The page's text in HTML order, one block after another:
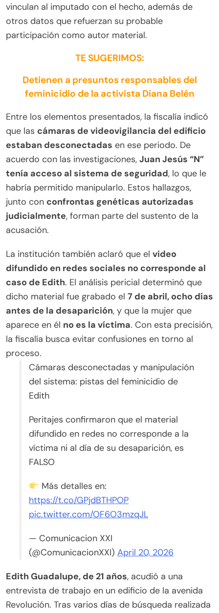
vinculan al imputado con el hecho, además de
otros datos que refuerzan su probable
participación como autor material.
TE SUGERIMOS:
Detienen a presuntos responsables del
feminicidio de la activista Diana Belén
Entre los elementos presentados, la fiscalía indicó
que las cámaras de videovigilancia del edificio
estaban desconectadas en ese periodo. De
acuerdo con las investigaciones, Juan Jesús “N”
tenía acceso al sistema de seguridad, lo que le
habría permitido manipularlo. Estos hallazgos,
junto con confrontas genéticas autorizadas
judicialmente, forman parte del sustento de la
acusación.
La institución también aclaró que el video
difundido en redes sociales no corresponde al
caso de Edith. El análisis pericial determinó que
dicho material fue grabado el 7 de abril, ocho días
antes de la desaparición, y que la mujer que
aparece en él no es la víctima. Con esta precisión,
la fiscalía busca evitar confusiones en torno al
proceso.
Cámaras desconectadas y manipulación
del sistema: pistas del feminicidio de
Edith
Peritajes confirmaron que el material
difundido en redes no corresponde a la
víctima ni al día de su desaparición, es
FALSO
Más detalles en:
https://t.co/GPjdBTHPOP
pic.twitter.com/OF6O3mzqJL
— Comunicacion XXI
(@ComunicacionXXI) April 20, 2026
Edith Guadalupe, de 21 años, acudió a una
entrevista de trabajo en un edificio de la avenida
Revolución. Tras varios días de búsqueda realizada